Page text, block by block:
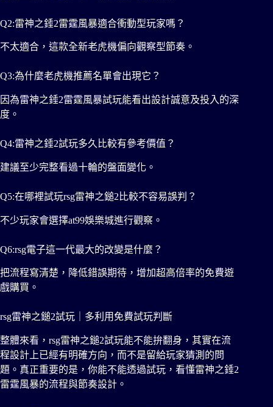
Q2:雷神之錘2雷霆風暴適合衝動型玩家嗎？
不太適合，這款全新老虎機偏向觀察型節奏。
Q3:為什麼老虎機推薦名單會出現它？
因為雷神之錘2雷霆風暴試玩能看出設計誠意及投入的深
度。
Q4:雷神之錘2試玩多久比較有參考價值？
建議至少完整看過十輪的盤面變化。
Q5:在哪裡試玩rsg雷神之鎚2比較不容易誤判？
不少玩家會選擇at99娛樂城進行觀察。
Q6:rsg電子這一代最大的改變是什麼？
把流程寫清楚，降低錯誤期待，增加超高倍率的免費遊
戲購買。
rsg雷神之鎚2試玩｜多利用免費試玩判斷
整體來看，rsg雷神之鎚2試玩能不能拚翻身，其實在流
程設計上已經有明確方向，而不是留給玩家猜測的問
題。真正重要的是，你能不能透過試玩，看懂雷神之錘2
雷霆風暴的流程與節奏設計。